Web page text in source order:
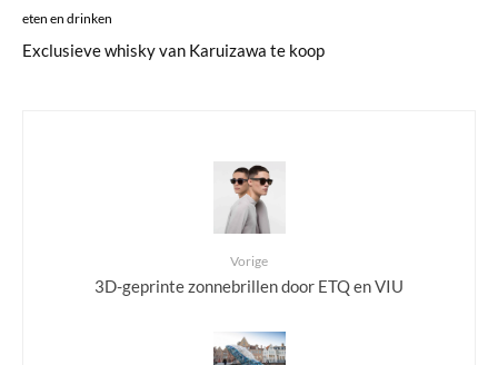
eten en drinken
Exclusieve whisky van Karuizawa te koop
Vorige
3D-geprinte zonnebrillen door ETQ en VIU